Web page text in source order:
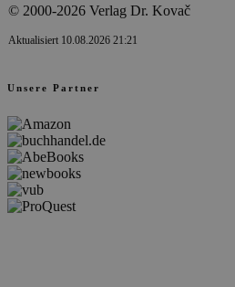
© 2000-2026 Verlag Dr. Kovač
Aktualisiert 10.08.2026 21:21
Unsere Partner